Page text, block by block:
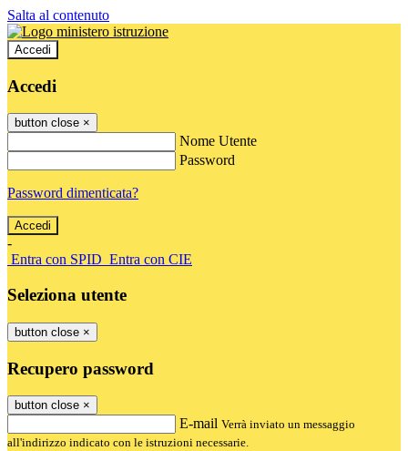
Salta al contenuto
Accedi
Accedi
button close ×
Nome Utente
Password
Password dimenticata?
-
Entra con SPID Entra con CIE
Seleziona utente
button close ×
Recupero password
button close ×
E-mail Verrà inviato un messaggio
all'indirizzo indicato con le istruzioni necessarie.